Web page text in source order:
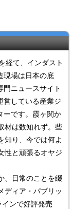
経て、インダスト
現場は日本の底
門ニュースサイト
営している産業ジ
ーです。霞ヶ関か
材は数知れず。些
知り、今では何よ
性と頑張るオヤジ
、日常のことを綴
ディア・パブリッ
ンで好評発売